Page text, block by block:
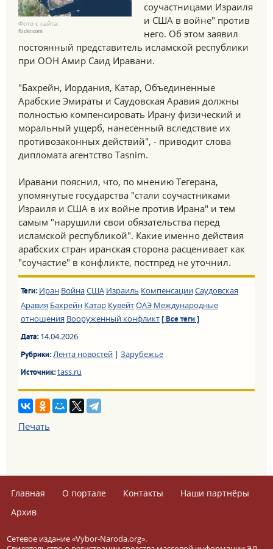
Фото с сайта:
flickr.com
соучастницами Израиля
и США в войне" против
него. Об этом заявил
постоянный представитель исламской республики
при ООН Амир Саид Иравани.
"Бахрейн, Иордания, Катар, Объединенные
Арабские Эмираты и Саудовская Аравия должны
полностью компенсировать Ирану физический и
моральный ущерб, нанесенный вследствие их
противозаконных действий", - приводит слова
дипломата агентство Tasnim.
Иравани пояснил, что, по мнению Тегерана,
упомянутые государства "стали соучастниками
Израиля и США в их войне против Ирана" и тем
самым "нарушили свои обязательства перед
исламской республикой". Какие именно действия
арабских стран иранская сторона расценивает как
"соучастие" в конфликте, постпред не уточнил.
Теги: Иран ВойнаСША Израиль КомпенсацииСаудовская
Аравия Бахрейн Катар КувейтОАЭ Международные
отношения Вооруженный конфликт [ Все теги ]
Дата:14.04.2026
Рубрики:Лента новостей| Зарубежье
Источник:tass.ru
Печать
Главная О портале Контакты
Наши партнёры
Архив
Сетевое издание «Vybor-Naroda.org».